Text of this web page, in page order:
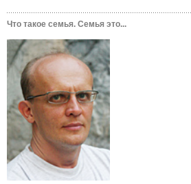
Что такое семья. Семья это...